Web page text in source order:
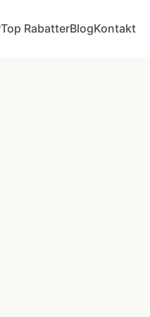
Top RabatterBlogKontakt